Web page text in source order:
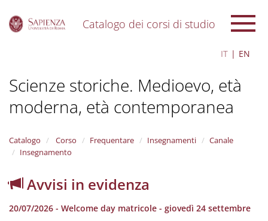
Catalogo dei corsi di studio
IT EN
Scienze storiche. Medioevo, età
moderna, età contemporanea
Catalogo Corso Frequentare Insegnamenti
Canale
Insegnamento
Avvisi in evidenza
20/07/2026 - Welcome day matricole - giovedì 24 settembre